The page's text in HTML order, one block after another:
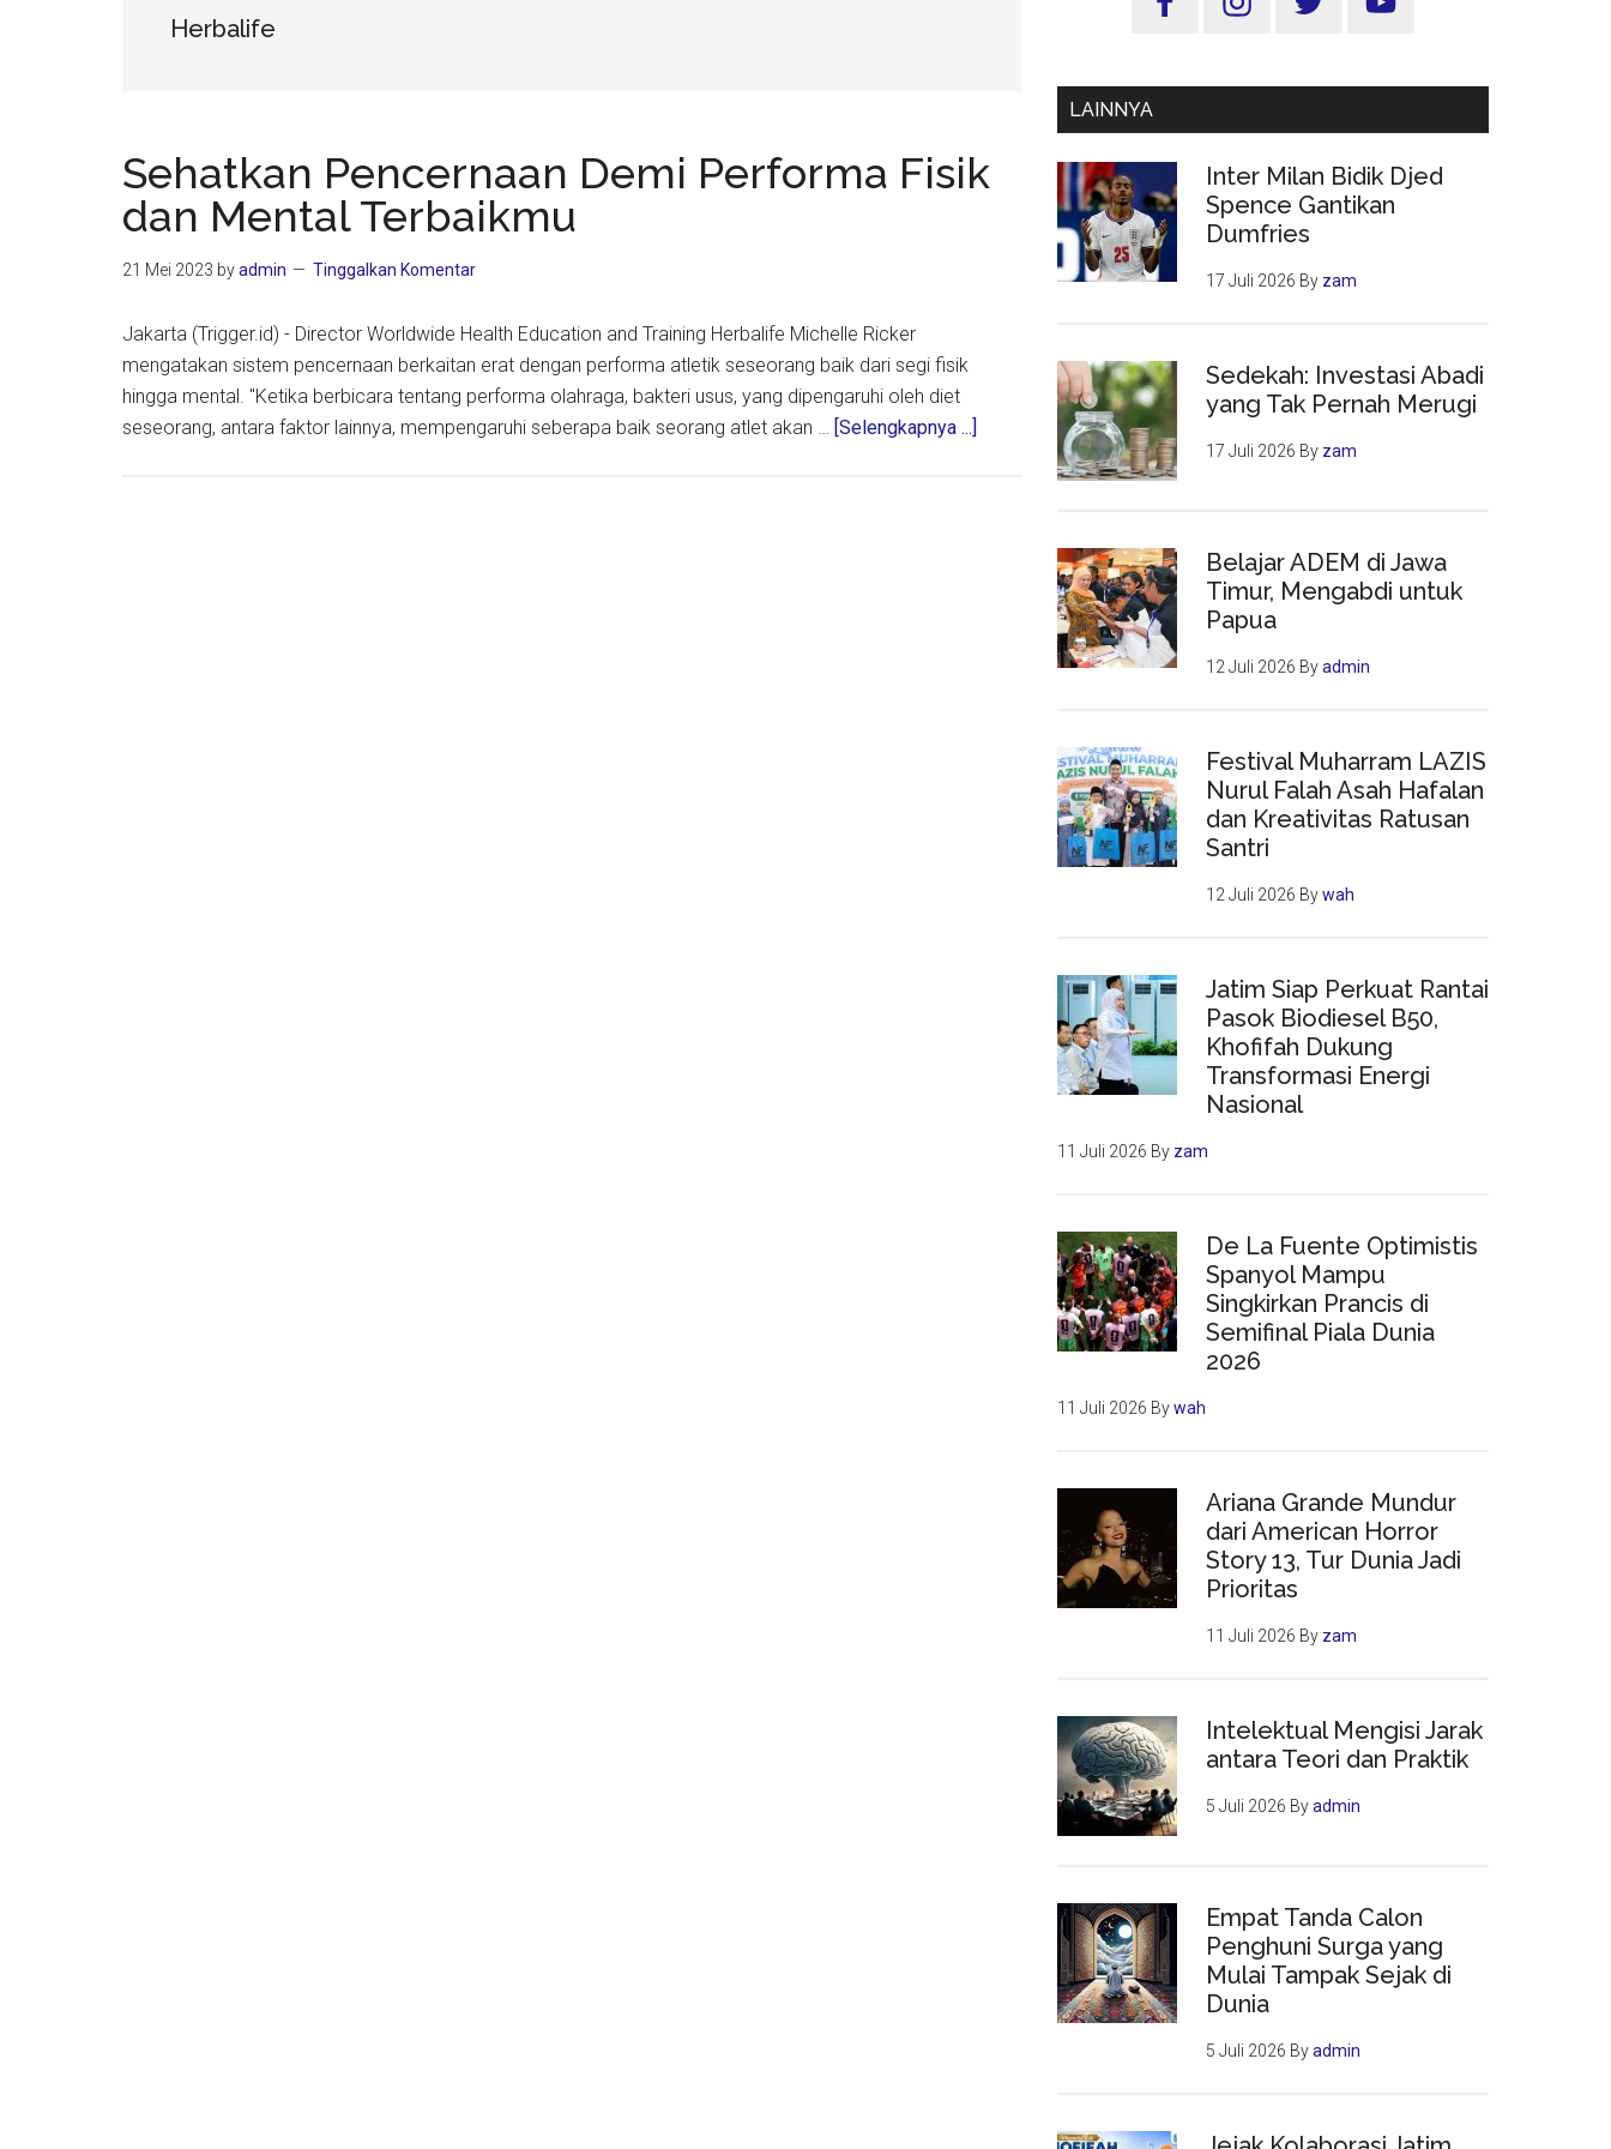
Herbalife
Sehatkan Pencernaan Demi Performa Fisik
dan Mental Terbaikmu
21 Mei 2023 byadmin Tinggalkan Komentar
Jakarta (Trigger.id) - Director Worldwide Health Education and Training Herbalife Michelle Ricker
mengatakan sistem pencernaan berkaitan erat dengan performa atletik seseorang baik dari segi fisik
hingga mental. "Ketika berbicara tentang performa olahraga, bakteri usus, yang dipengaruhi oleh diet
seseorang, antara faktor lainnya, mempengaruhi seberapa baik seorang atlet akan … [Selengkapnya ...]
Pencernaan
Terbaikmu
Utama
LAINNYA
Inter Milan Bidik Djed
Spence Gantikan
Dumfries
17 Juli 2026 By zam
Sedekah: Investasi Abadi
yang Tak Pernah Merugi
17 Juli 2026 By zam
Belajar ADEM di Jawa
Timur, Mengabdi untuk
Papua
12 Juli 2026 Byadmin
Festival Muharram LAZIS
Nurul Falah Asah Hafalan
dan Kreativitas Ratusan
Santri
12 Juli 2026 Bywah
Jatim Siap Perkuat Rantai
Pasok Biodiesel B50,
Khofifah Dukung
Transformasi Energi
Nasional
11 Juli 2026 By zam
De La Fuente Optimistis
Spanyol Mampu
Singkirkan Prancis di
Semifinal Piala Dunia
2026
11 Juli 2026 Bywah
Ariana Grande Mundur
dari American Horror
Story 13, Tur Dunia Jadi
Prioritas
11 Juli 2026 By zam
Intelektual Mengisi Jarak
antara Teori dan Praktik
5 Juli 2026 Byadmin
Empat Tanda Calon
Penghuni Surga yang
Mulai Tampak Sejak di
Dunia
5 Juli 2026 Byadmin